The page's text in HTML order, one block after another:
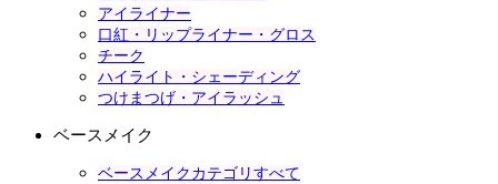
アイライナー
口紅・リップライナー・グロス
チーク
ハイライト・シェーディング
つけまつげ・アイラッシュ
ベースメイク
ベースメイクカテゴリすべて